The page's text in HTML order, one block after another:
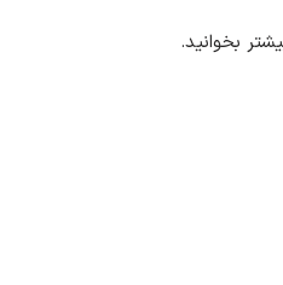
بخوانید.